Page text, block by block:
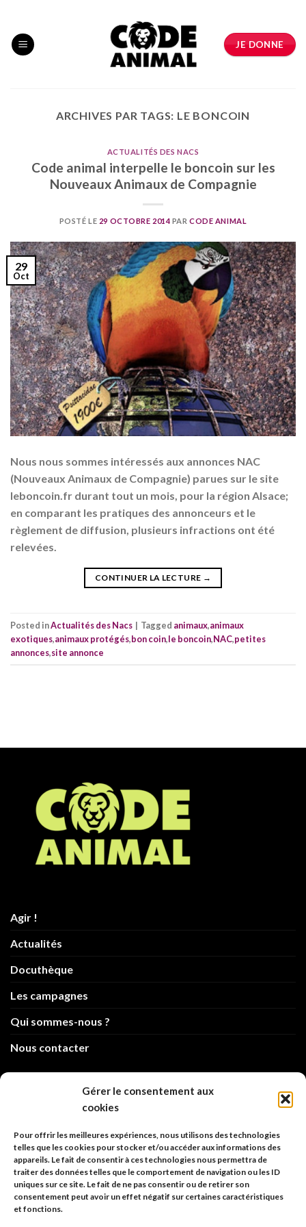
Gérer le consentement aux
cookies
Pour offrir les meilleures expériences, nous utilisons des technologies
telles que les cookies pour stocker et/ou accéder aux informations des
appareils. Le fait de consentir à ces technologies nous permettra de
traiter des données telles que le comportement de navigation ou les ID
uniques sur ce site. Le fait de ne pas consentir ou de retirer son
consentement peut avoir un effet négatif sur certaines caractéristiques
et fonctions.
content
JE DONNE
ARCHIVES PAR TAGS: LE BONCOIN
ACTUALITÉS DES NACS
Code animal interpelle le boncoin sur les
Nouveaux Animaux de Compagnie
POSTÉ LE 29 OCTOBRE 2014 PARCODE ANIMAL
29
Oct
Nous nous sommes intéressés aux annonces NAC
(Nouveaux Animaux de Compagnie) parues sur le site
leboncoin.fr durant tout un mois, pour la région Alsace;
en comparant les pratiques des annonceurs et le
règlement de diffusion, plusieurs infractions ont été
relevées.
CONTINUER LA LECTURE →
Posted inActualités des Nacs | Tagged animaux,animaux
exotiques,animaux protégés,bon coin,le boncoin,NAC,petites
annonces,site annonce
Agir !
Actualités
Docuthèque
Les campagnes
Qui sommes-nous ?
Nous contacter
info@code-animal.com
Code Animal
26, rue principale
67480 Roppenheim
Adresse à utiliser pour les envois en AR.